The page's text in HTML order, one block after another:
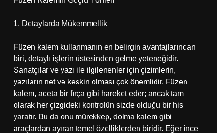
1. Detaylarda Mükemmellik
Füzen kalem kullanmanın en belirgin avantajlarından
biri, detaylı işlerin üstesinden gelme yeteneğidir.
Sanatçılar ve yazı ile ilgilenenler için çizimlerin,
yazıların net ve keskin olması çok önemlidir. Füzen
kalem, adeta bir fırça gibi hareket eder; ancak tam
olarak her çizgideki kontrolün sizde olduğu bir his
yaratır. Bu da onu mürekkep, dolma kalem gibi
araçlardan ayıran temel özelliklerden biridir. Eğer ince